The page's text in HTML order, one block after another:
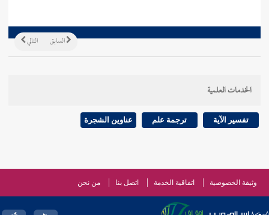
التالي السابق
الخدمات العلمية
تفسير الآية ترجمة علم عناوين الشجرة
وثيقة الخصوصية اتفاقية الخدمة اتصل بنا من نحن